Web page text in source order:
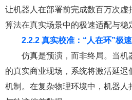
让机器人在部署前完成数百万次虚
算法在真实场景中的极速适配与稳
2.2.2 真实校准：“人在环”极
仿真是预演，而非终局。当机
的真实商业现场，系统将激活延
机制。在复杂物理环境中，机器人